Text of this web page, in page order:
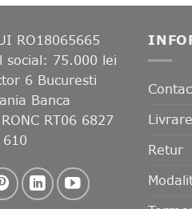
RO18065665
social: 75.000 lei
6 Bucuresti
Banca
RT06 6827
Livrare
Retur